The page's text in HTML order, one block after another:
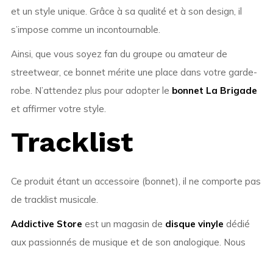
et un style unique. Grâce à sa qualité et à son design, il
s’impose comme un incontournable.
Ainsi, que vous soyez fan du groupe ou amateur de
streetwear, ce bonnet mérite une place dans votre garde-
robe. N’attendez plus pour adopter le bonnet La Brigade
et affirmer votre style.
Tracklist
Ce produit étant un accessoire (bonnet), il ne comporte pas
de tracklist musicale.
Addictive Store est un magasin de disque vinyle dédié
aux passionnés de musique et de son analogique. Nous